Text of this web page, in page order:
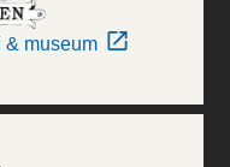
& museum